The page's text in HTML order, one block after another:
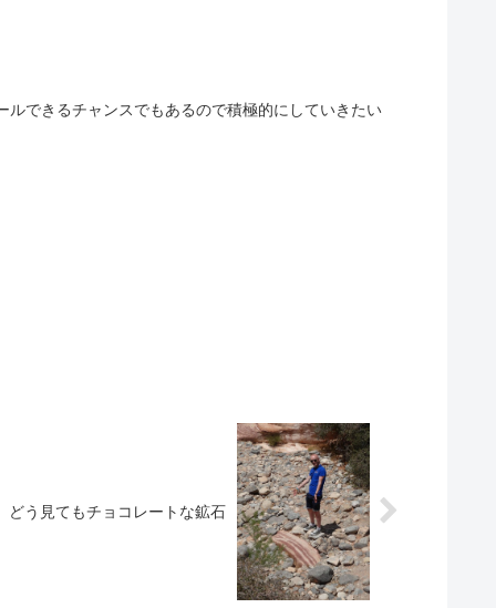
できるチャンスでもあるので積極的にしていきたい
どう見てもチョコレートな鉱石